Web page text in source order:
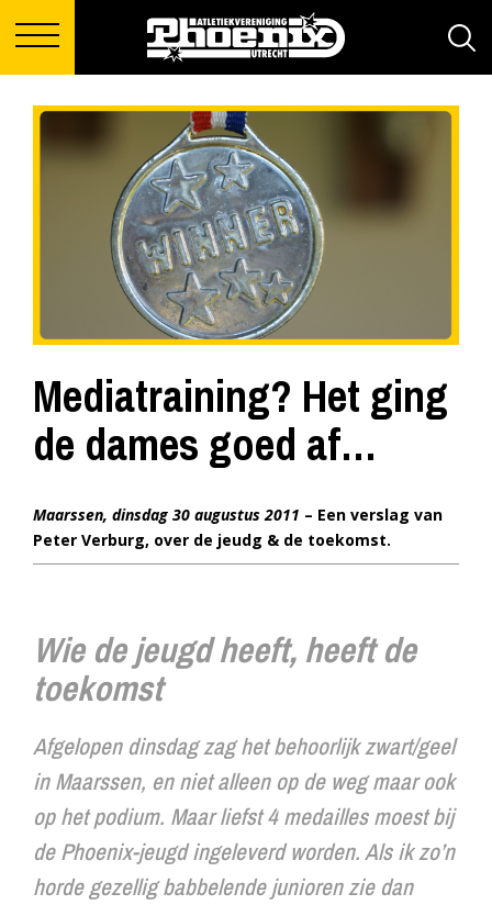
Mediatraining? Het ging
de dames goed af…
Maarssen, dinsdag 30 augustus 2011 – Een verslag van
Peter Verburg, over de jeudg & de toekomst.
Wie de jeugd heeft, heeft de
toekomst
Afgelopen dinsdag zag het behoorlijk zwart/geel
in Maarssen, en niet alleen op de weg maar ook
op het podium. Maar liefst 4 medailles moest bij
de Phoenix-jeugd ingeleverd worden. Als ik zo’n
horde gezellig babbelende junioren zie dan